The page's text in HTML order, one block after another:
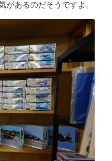
があるのだそうですよ。